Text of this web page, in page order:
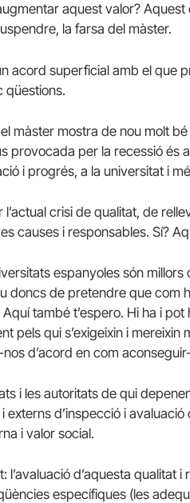
aquest valor?
la farsa del màster.
acord superficial amb el que
qüestions.
màster mostra de nou molt
provocada per la recessió
i progrés, a la universitat i
crisi de qualitat, de
causes i responsables. Sí?
espanyoles són
doncs de pretendre que com
també t’espero. Hi ha i
pels qui s’exigeixin i
d’acord en com
i les autoritats de qui
externs d’inspecció i
i valor social.
l’avaluació d’aquesta
específiques (les